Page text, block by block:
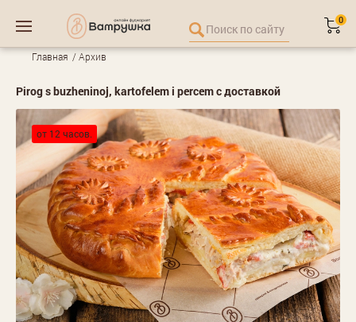
0
Главная Архив
Pirog s buzheninoj, kartofelem i percem с доставкой
от 12 часов.